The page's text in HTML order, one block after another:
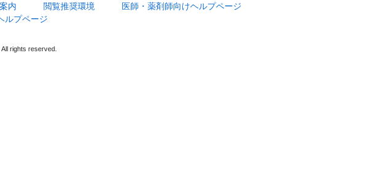
内 閲覧推奨環境
医師・薬剤師向けヘルプページ
ルプページ
rights reserved.